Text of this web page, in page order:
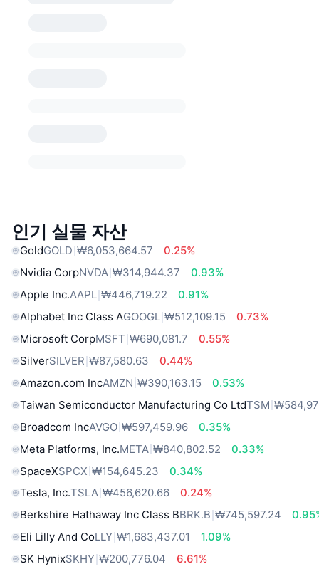
인기 실물 자산
GoldGOLD ₩6,053,664.57
0.25%
Nvidia CorpNVDA ₩314,944.37
0.93%
Apple Inc.AAPL ₩446,719.22
0.91%
Alphabet Inc Class AGOOGL ₩512,109.15
0.73%
Microsoft CorpMSFT ₩690,081.7
0.55%
SilverSILVER ₩87,580.63
0.44%
Amazon.com IncAMZN ₩390,163.15
0.53%
Taiwan Semiconductor Manufacturing Co LtdTSM
Broadcom IncAVGO ₩597,459.96
0.35%
Meta Platforms, Inc.META ₩840,802.52
0.33%
SpaceXSPCX ₩154,645.23
0.34%
Tesla, Inc.TSLA ₩456,620.66
0.24%
Berkshire Hathaway Inc Class BBRK.B ₩745,597.24
Eli Lilly And CoLLY ₩1,683,437.01
1.09%
SK HynixSKHY ₩200,776.04
6.61%